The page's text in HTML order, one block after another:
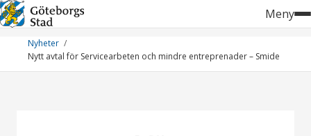
Hoppa
till
innehåll
Meny
Nyheter
Nytt avtal för Servicearbeten och mindre entreprenader – Smide